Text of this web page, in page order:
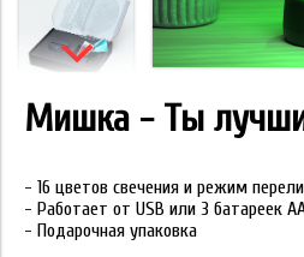
Мишка - Ты
- 16 цветов свечения и режим
- Работает от USB или 3 батареек
- Подарочная упаковка